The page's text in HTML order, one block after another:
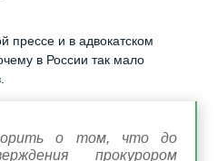
прессе и в адвокатском
в России так мало
о том, что до
прокурором